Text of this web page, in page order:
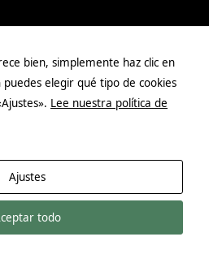
bien, simplemente haz clic en
elegir qué tipo de cookies
Lee nuestra política de
Ajustes
todo